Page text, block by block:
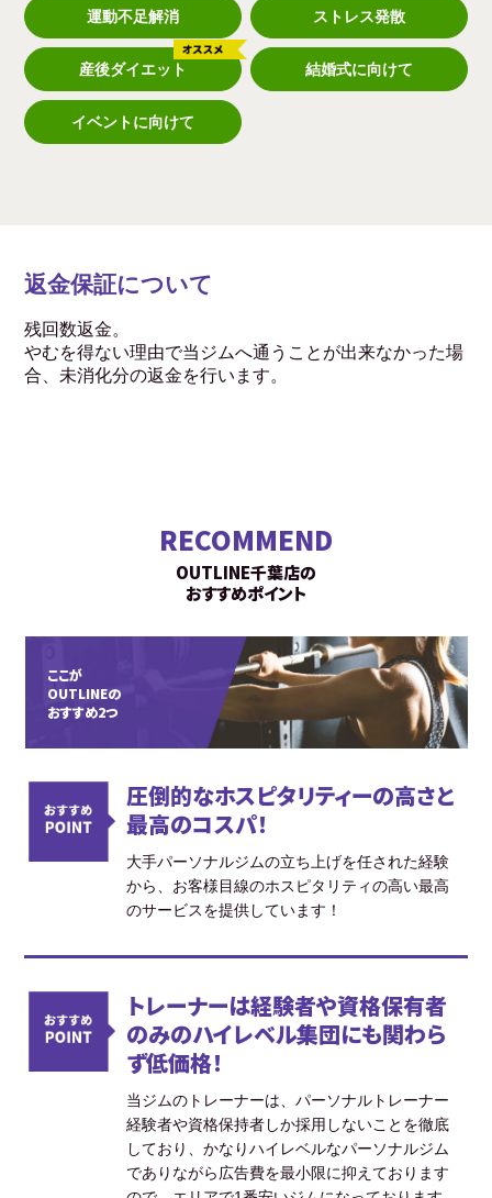
運動不足解消 ストレス発散
産後ダイエット 結婚式に向けて
イベントに向けて
返金保証について
残回数返金。
やむを得ない理由で当ジムへ通うことが出来なかった場
合、未消化分の返金を行います。
RECOMMEND
OUTLINE千葉店の
おすすめポイント
ここが
OUTLINEの
おすすめ2つ
圧倒的なホスピタリティーの高さと
最高のコスパ！
大手パーソナルジムの立ち上げを任された経験
から、お客様目線のホスピタリティの高い最高
のサービスを提供しています！
トレーナーは経験者や資格保有者
のみのハイレベル集団にも関わら
ず低価格！
当ジムのトレーナーは、パーソナルトレーナー
経験者や資格保持者しか採用しないことを徹底
しており、かなりハイレベルなパーソナルジム
でありながら広告費を最小限に抑えております